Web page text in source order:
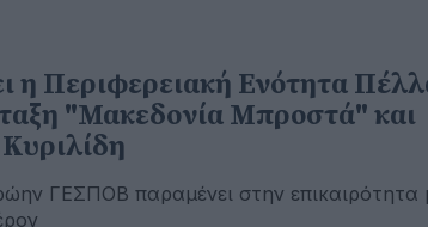
η Περιφερειακή Ενότητα
"Μακεδονία Μπροστά" και
ΓΕΣΠΟΒ παραμένει στην επικαιρότητα